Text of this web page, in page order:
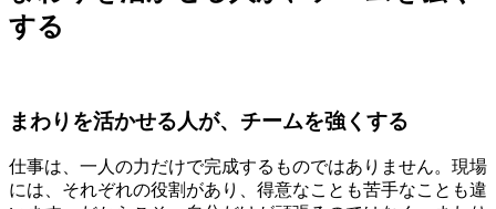
する
まわりを活かせる人が、チームを強くする
仕事は、一人の力だけで完成するものではありません。現場
には、それぞれの役割があり、得意なことも苦手なことも違